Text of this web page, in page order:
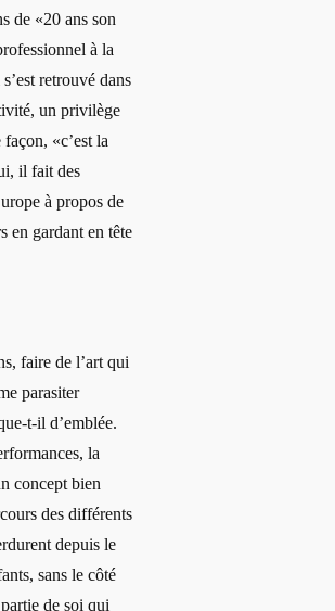
de «20 ans son
à la
retrouvé dans
un privilège
«c’est la
il fait des
à propos de
en gardant en tête
faire de l’art qui
parasiter
t-il d’emblée.
la
concept bien
des différents
depuis le
sans le côté
de soi qui